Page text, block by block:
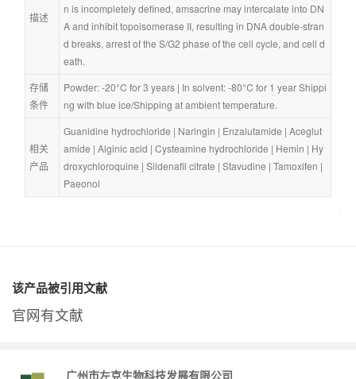
描述
n is incompletely defined, amsacrine may intercalate into DN
A and inhibit topoisomerase II, resulting in DNA double-stran
d breaks, arrest of the S/G2 phase of the cell cycle, and cell d
eath.
存储
条件
Powder: -20°C for 3 years | In solvent: -80°C for 1 year Shippi
ng with blue ice/Shipping at ambient temperature.
相关
产品
Guanidine hydrochloride | Naringin | Enzalutamide | Aceglut
amide | Alginic acid | Cysteamine hydrochloride | Hemin | Hy
droxychloroquine | Sildenafil citrate | Stavudine | Tamoxifen
Paeonol
该产品被引用文献
官网有文献
广州市左克生物科技发展有限公司